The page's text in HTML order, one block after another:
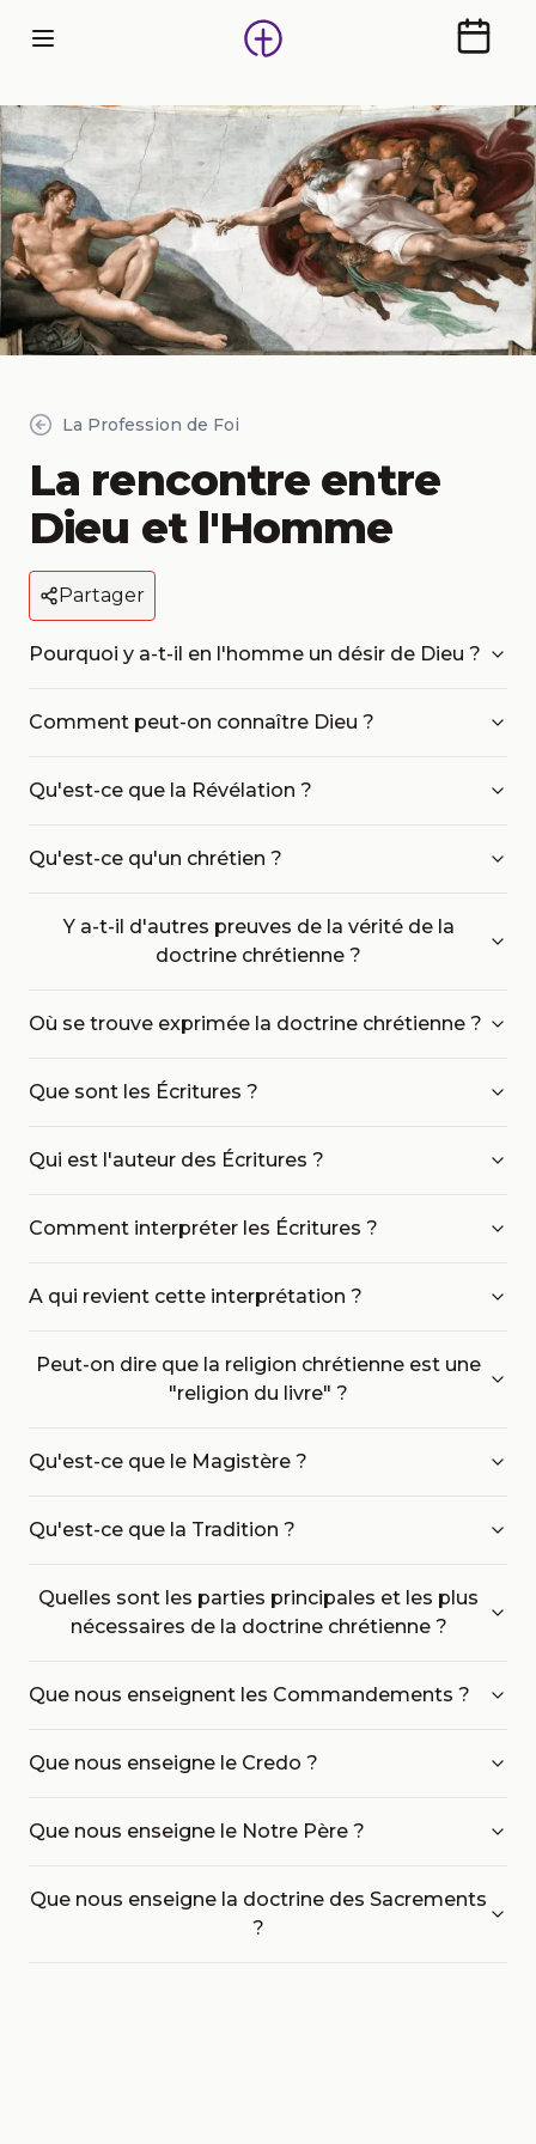
La Profession de Foi
La rencontre entre
Dieu et l'Homme
Partager
Pourquoi y a-t-il en l'homme un désir de Dieu ?
Comment peut-on connaître Dieu ?
Qu'est-ce que la Révélation ?
Qu'est-ce qu'un chrétien ?
Y a-t-il d'autres preuves de la vérité de la
doctrine chrétienne ?
Où se trouve exprimée la doctrine chrétienne ?
Que sont les Écritures ?
Qui est l'auteur des Écritures ?
Comment interpréter les Écritures ?
A qui revient cette interprétation ?
Peut-on dire que la religion chrétienne est une
"religion du livre" ?
Qu'est-ce que le Magistère ?
Qu'est-ce que la Tradition ?
Quelles sont les parties principales et les plus
nécessaires de la doctrine chrétienne ?
Que nous enseignent les Commandements ?
Que nous enseigne le Credo ?
Que nous enseigne le Notre Père ?
Que nous enseigne la doctrine des Sacrements
?